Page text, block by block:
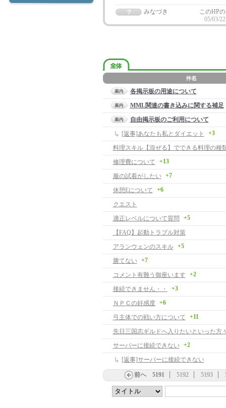
みなづき
このHP
05/03/
各掲示板の用途について
MML関連の書き込みに関する補足
自由掲示板のご利用について
[返事]あなたも私とダイエット
+3
料理スキル【混ぜる】でできる料理の種
修理費について
+13
服の試着がしたい +7
休憩Eについて +6
クエスト
適正レベルについて質問
+5
【FAQ】起動トラブル対策
アランウェンのスキル
+5
勝てない +7
コメント有難う御座います +2
接続できません・・ +3
ＮＰＣの好感度 +6
弓主体での戦い方について +11
先日三国志ギルドへ入りたいといった方
サーバーに接続できない
+2
[返事]サーバーに接続できない
前へ 5191 5192 5193